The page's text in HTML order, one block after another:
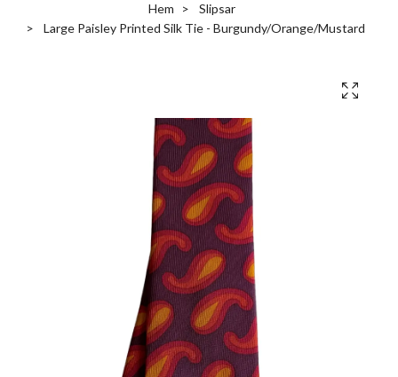
Hem
Slipsar
Large Paisley Printed Silk Tie - Burgundy/Orange/Mustard